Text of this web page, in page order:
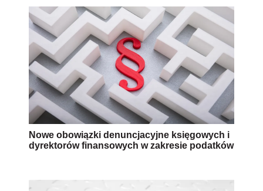
Nowe obowiązki denuncjacyjne księgowych i
dyrektorów finansowych w zakresie podatków